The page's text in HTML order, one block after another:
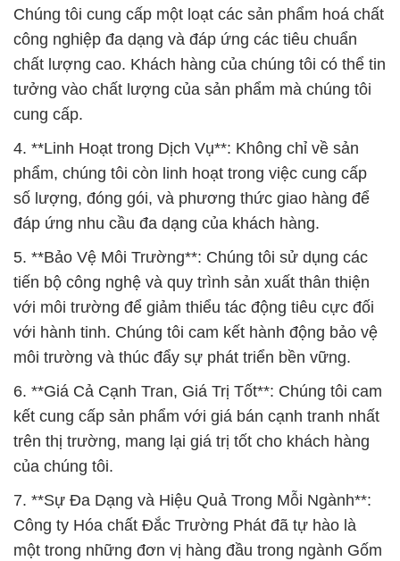
Chúng tôi cung cấp một loạt các sản phẩm hoá chất
công nghiệp đa dạng và đáp ứng các tiêu chuẩn
chất lượng cao. Khách hàng của chúng tôi có thể tin
tưởng vào chất lượng của sản phẩm mà chúng tôi
cung cấp.
4. **Linh Hoạt trong Dịch Vụ**: Không chỉ về sản
phẩm, chúng tôi còn linh hoạt trong việc cung cấp
số lượng, đóng gói, và phương thức giao hàng để
đáp ứng nhu cầu đa dạng của khách hàng.
5. **Bảo Vệ Môi Trường**: Chúng tôi sử dụng các
tiến bộ công nghệ và quy trình sản xuất thân thiện
với môi trường để giảm thiểu tác động tiêu cực đối
với hành tinh. Chúng tôi cam kết hành động bảo vệ
môi trường và thúc đẩy sự phát triển bền vững.
6. **Giá Cả Cạnh Tran, Giá Trị Tốt**: Chúng tôi cam
kết cung cấp sản phẩm với giá bán cạnh tranh nhất
trên thị trường, mang lại giá trị tốt cho khách hàng
của chúng tôi.
7. **Sự Đa Dạng và Hiệu Quả Trong Mỗi Ngành**:
Công ty Hóa chất Đắc Trường Phát đã tự hào là
một trong những đơn vị hàng đầu trong ngành Gốm